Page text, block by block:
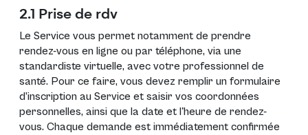
2.1 Prise de rdv
Le Service vous permet notamment de prendre
rendez-vous en ligne ou par téléphone, via une
standardiste virtuelle, avec votre professionnel de
santé. Pour ce faire, vous devez remplir un formulaire
d’inscription au Service et saisir vos coordonnées
personnelles, ainsi que la date et l'heure de rendez-
vous. Chaque demande est immédiatement confirmée